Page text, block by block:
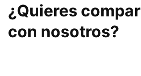
¿Quieres
con nosotros?